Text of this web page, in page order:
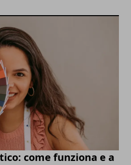
come funziona e a